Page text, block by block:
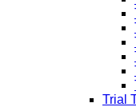
Trial